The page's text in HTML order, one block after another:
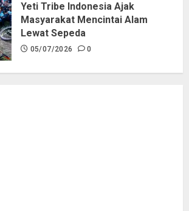
Yeti Tribe Indonesia Ajak
Masyarakat Mencintai Alam
Lewat Sepeda
05/07/2026 0